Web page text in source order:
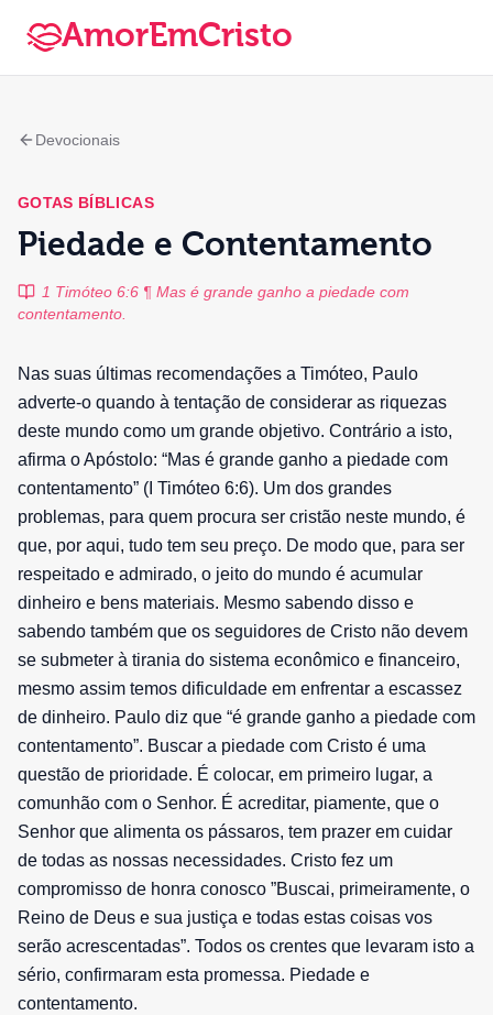
AmorEmCristo
Devocionais
GOTAS BÍBLICAS
Piedade e Contentamento
1 Timóteo 6:6 ¶ Mas é grande ganho a piedade com
contentamento.
Nas suas últimas recomendações a Timóteo, Paulo
adverte-o quando à tentação de considerar as riquezas
deste mundo como um grande objetivo. Contrário a isto,
afirma o Apóstolo: “Mas é grande ganho a piedade com
contentamento” (I Timóteo 6:6). Um dos grandes
problemas, para quem procura ser cristão neste mundo, é
que, por aqui, tudo tem seu preço. De modo que, para ser
respeitado e admirado, o jeito do mundo é acumular
dinheiro e bens materiais. Mesmo sabendo disso e
sabendo também que os seguidores de Cristo não devem
se submeter à tirania do sistema econômico e financeiro,
mesmo assim temos dificuldade em enfrentar a escassez
de dinheiro. Paulo diz que “é grande ganho a piedade com
contentamento”. Buscar a piedade com Cristo é uma
questão de prioridade. É colocar, em primeiro lugar, a
comunhão com o Senhor. É acreditar, piamente, que o
Senhor que alimenta os pássaros, tem prazer em cuidar
de todas as nossas necessidades. Cristo fez um
compromisso de honra conosco ”Buscai, primeiramente, o
Reino de Deus e sua justiça e todas estas coisas vos
serão acrescentadas”. Todos os crentes que levaram isto a
sério, confirmaram esta promessa. Piedade e
contentamento.